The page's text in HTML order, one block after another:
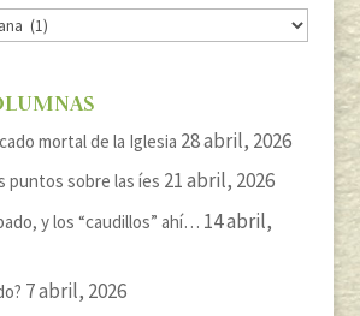
mortal de la Iglesia 28 abril, 2026
puntos sobre las íes 21 abril, 2026
y los “caudillos” ahí… 14 abril,
7 abril, 2026